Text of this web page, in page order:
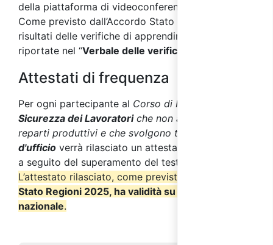
della piattaforma di videoconferenza sincrona.
Come previsto dall’Accordo Stato Regioni 2025, i
risultati delle verifiche di apprendimento saranno
riportate nel “Verbale delle verifiche finali
Attestati di frequenza
Per ogni partecipante al Corso di Formazione sulla
Sicurezza dei Lavoratoriche non accedono ai
reparti produttivi e che svolgono tipiche
d'ufficio verrà rilasciato un attestato di frequenza
a seguito del superamento del test finale.
L’attestato rilasciato, come previsto
Stato Regioni 2025, ha validità su tutto il territorio
nazionale.